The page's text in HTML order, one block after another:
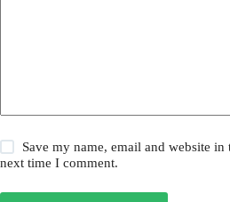
Save my name, email and website
next time I comment.